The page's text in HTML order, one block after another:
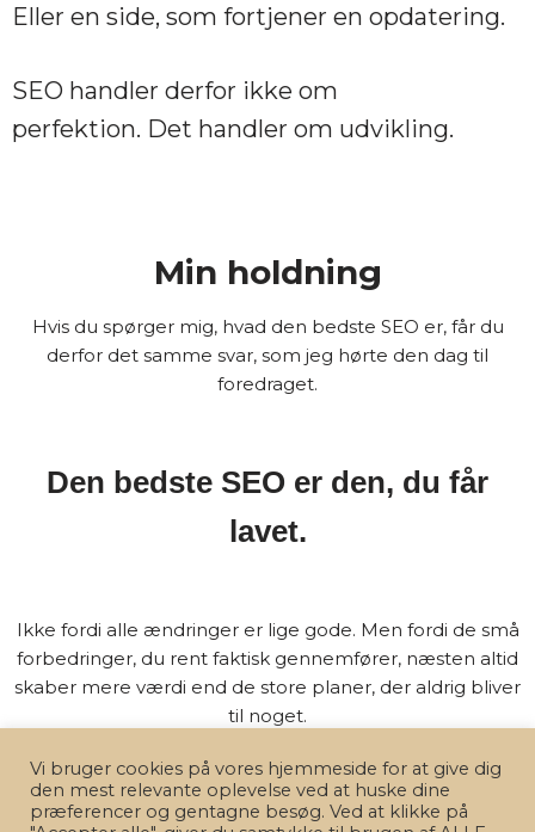
Eller en side, som fortjener en opdatering.
SEO handler derfor ikke om
perfektion. Det handler om udvikling.
Min holdning
Hvis du spørger mig, hvad den bedste SEO er, får du
derfor det samme svar, som jeg hørte den dag til
foredraget.
Den bedste SEO er den, du får
lavet.
Ikke fordi alle ændringer er lige gode. Men fordi de små
forbedringer, du rent faktisk gennemfører, næsten altid
skaber mere værdi end de store planer, der aldrig bliver
til noget.
Og måske er det netop derfor, jeg så godt kan lide at
arbejde med SEO. Der er næsten altid noget, der kan
Vi bruger cookies på vores hjemmeside for at give dig
den mest relevante oplevelse ved at huske dine
præferencer og gentagne besøg. Ved at klikke på